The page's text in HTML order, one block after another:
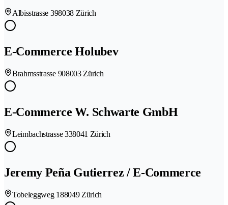
Albisstrasse 398038 Zürich
E-Commerce Holubev
Brahmsstrasse 908003 Zürich
E-Commerce W. Schwarte GmbH
Leimbachstrasse 338041 Zürich
Jeremy Peña Gutierrez / E-Commerce
Tobeleggweg 188049 Zürich